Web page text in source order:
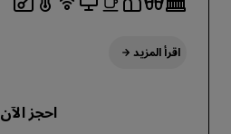
اقرأ المزيد
احجز الآن